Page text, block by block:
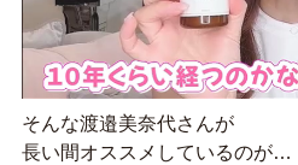
そんな渡邉美奈代さんが
長い間オススメしているのが…